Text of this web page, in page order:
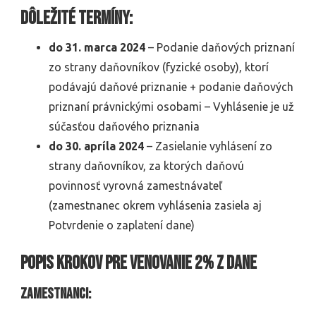
Dôležité termíny:
do 31. marca 2024 – Podanie daňových priznaní
zo strany daňovníkov (fyzické osoby), ktorí
podávajú daňové priznanie + podanie daňových
priznaní právnickými osobami – Vyhlásenie je už
súčasťou daňového priznania
do 30. apríla 2024 – Zasielanie vyhlásení zo
strany daňovníkov, za ktorých daňovú
povinnosť vyrovná zamestnávateľ
(zamestnanec okrem vyhlásenia zasiela aj
Potvrdenie o zaplatení dane)
Popis krokov pre venovanie 2% z dane
Zamestnanci: